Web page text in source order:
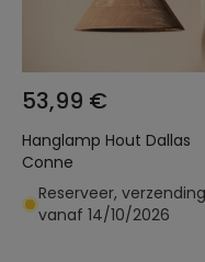
53,99 €
Hanglamp Hout Dallas
Conne
Reserveer, verzending
vanaf 14/10/2026